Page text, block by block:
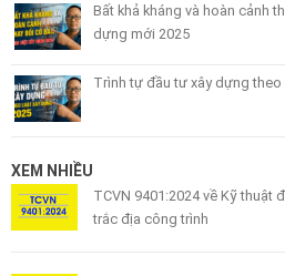
Bất khả kháng và hoàn cảnh
dựng mới 2025
Trình tự đầu tư xây dựng
XEM NHIỀU
TCVN 9401:2024 về Kỹ thuật
trắc địa công trình